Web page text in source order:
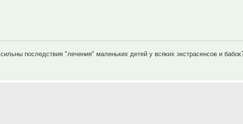
последствия "лечения" маленьких детей у всяких экстрасенсов и